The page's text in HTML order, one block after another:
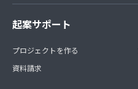
起案サポート
プロジェクトを作る
資料請求